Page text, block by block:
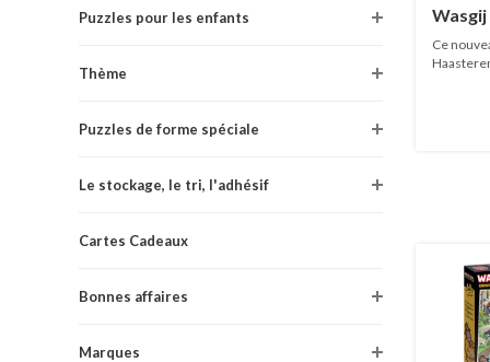
Puzzles pour les enfants
Thème
Puzzles de forme spéciale
Le stockage, le tri, l'adhésif
Cartes Cadeaux
Bonnes affaires
Marques
- 1000
Ce